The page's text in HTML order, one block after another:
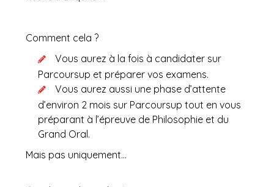
Comment cela ?
Vous aurez à la fois à candidater sur
Parcoursup et préparer vos examens.
Vous aurez aussi une phase d’attente
d’environ 2 mois sur Parcoursup tout en vous
préparant à l’épreuve de Philosophie et du
Grand Oral.
Mais pas uniquement…